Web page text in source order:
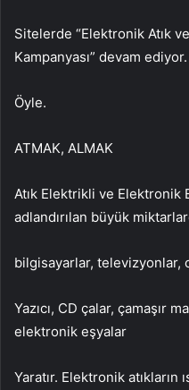
Sitelerde “Elektronik Atık
Kampanyası” devam ediyor.
Öyle.
ATMAK, ALMAK
Atık Elektrikli ve Elektronik
adlandırılan büyük
bilgisayarlar, televizyonlar,
Yazıcı, CD çalar, çamaşır
elektronik eşyalar
Yaratır. Elektronik atıkların